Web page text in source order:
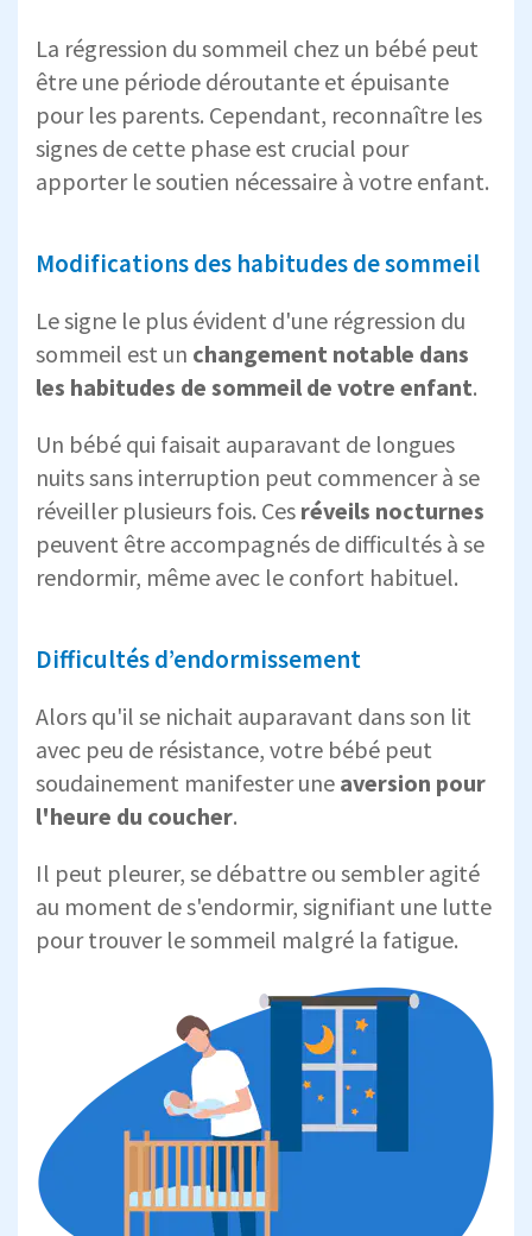
La régression du sommeil chez un bébé peut
être une période déroutante et épuisante
pour les parents. Cependant, reconnaître les
signes de cette phase est crucial pour
apporter le soutien nécessaire à votre enfant.
Modifications des habitudes de sommeil
Le signe le plus évident d'une régression du
sommeil est un changement notable dans
les habitudes de sommeil de votre enfant.
Un bébé qui faisait auparavant de longues
nuits sans interruption peut commencer à se
réveiller plusieurs fois. Ces réveils nocturnes
peuvent être accompagnés de difficultés à se
rendormir, même avec le confort habituel.
Difficultés d’endormissement
Alors qu'il se nichait auparavant dans son lit
avec peu de résistance, votre bébé peut
soudainement manifester une aversion pour
l'heure du coucher.
Il peut pleurer, se débattre ou sembler agité
au moment de s'endormir, signifiant une lutte
pour trouver le sommeil malgré la fatigue.